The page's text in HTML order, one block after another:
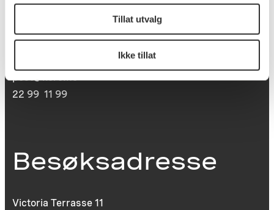
Tillat utvalg
Ikke tillat
St. Olavs plass
22 99 11 99
Besøksadresse
Victoria Terrasse 11